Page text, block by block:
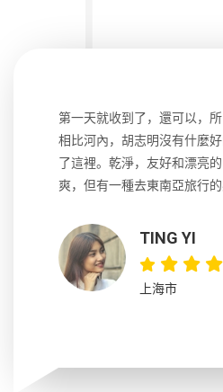
第一天就收到了，還可以，所
相比河內，胡志明沒有什麼
了這裡。乾淨，友好和漂亮
爽，但有一種去東南亞旅行的
TING YI
上海市